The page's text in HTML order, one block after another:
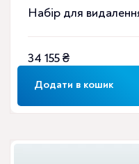
Набір для
34 155₴
Додати в кошик